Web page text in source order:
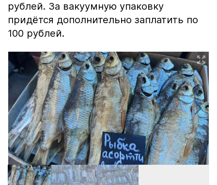
рублей. За вакуумную упаковку
придётся дополнительно заплатить по
100 рублей.